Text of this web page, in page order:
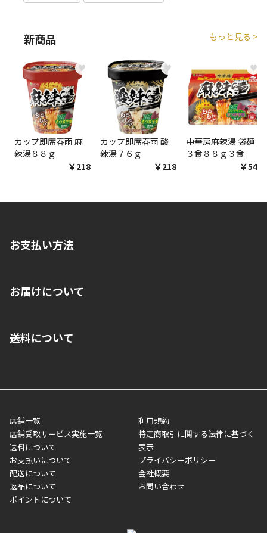
新商品 もっと見る >
♥
カップ即席春雨 麻
辣湯８８ｇ
￥218
♥
カップ即席春雨 酸
辣湯７６ｇ
￥218
♥
中華房麻辣湯 袋麺
３食８８ｇ３食
￥548
お支払い方法
いいただくことはできません。ご了承ください。
■代金引換(代引)※手数料がかかります
■商品によっては一部決済方法が使用できない場合がございま
す。
お届けについて
ご注文が確認出来次第、1～4営業日に発送いたします。「お取り
業日にてお引渡しとなります。(離島などの場合、例外もあります)
メーカー直送品など一部商品については、その他商品との購入に
制限がかかる場合がございます。また発送日についても、通常と
異なる場合がございます。対象商品の説明ページをご確認くださ
い。
■店舗受取をご選択いただいた場合
ご注文が確認出来次第、お受取される店舗在庫を使用してご準備
をさせていただきます。店舗に在庫がない場合は店舗よりお取り
送料について
店舗一覧
店舗受取サービス実施一覧
送料について
お支払いについて
配送について
返品について
ポイントについて
利用規約
特定商取引に関する法律に基づく
表示
プライバシーポリシー
会社概要
お問い合わせ